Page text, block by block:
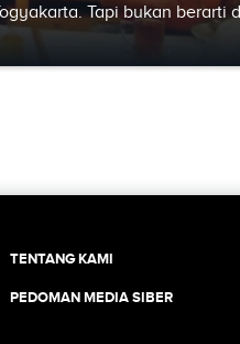
Tapi bukan berarti
TENTANG KAMI
PEDOMAN MEDIA SIBER